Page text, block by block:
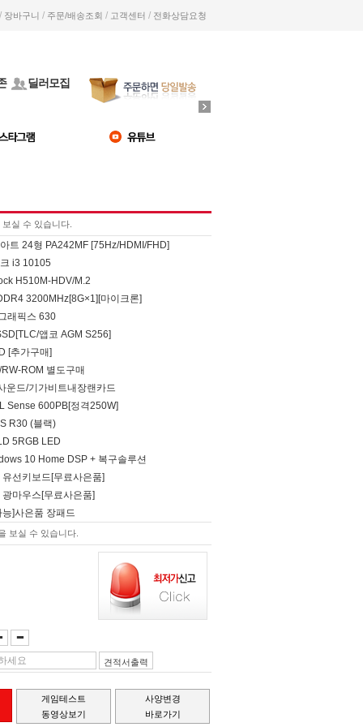
장바구니 / 주문/배송조회 / 고객센터 / 전화상담요청
딜러모집
실 수 있습니다.
트 24형 PA242MF [75Hz/HDMI/FHD]
i3 10105
H510M-HDV/M.2
3200MHz[8G×1][마이크론]
래픽스 630
앱코 AGM S256]
[추가구매]
ROM 별도구매
운드/기가비트내장랜카드
Sense 600PB[정격250W]
R30 (블랙)
5RGB LED
10 Home DSP + 복구솔루션
선키보드[무료사은품]
마우스[무료사은품]
]사은품 장패드
보실 수 있습니다.
견적서출력
게임테스트
동영상보기
사양변경
바로가기